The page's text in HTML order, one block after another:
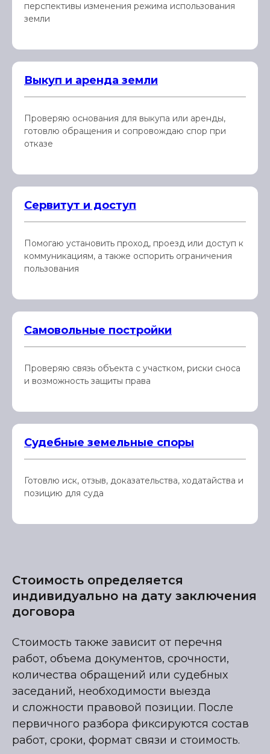
перспективы изменения режима использования
земли
Выкуп и аренда земли
Проверяю основания для выкупа или аренды,
готовлю обращения и сопровождаю спор при
отказе
Сервитут и доступ
Помогаю установить проход, проезд или доступ к
коммуникациям, а также оспорить ограничения
пользования
Самовольные постройки
Проверяю связь объекта с участком, риски сноса
и возможность защиты права
Судебные земельные споры
Готовлю иск, отзыв, доказательства, ходатайства и
позицию для суда
Стоимость определяется
индивидуально на дату заключения
договора
Стоимость также зависит от перечня
работ, объема документов, срочности,
количества обращений или судебных
заседаний, необходимости выезда
и сложности правовой позиции. После
первичного разбора фиксируются состав
работ, сроки, формат связи и стоимость.